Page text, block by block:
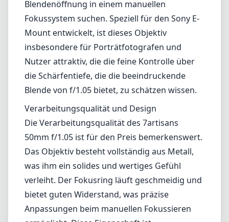
50mm f/1.05 ist für den Preis bemerkenswert.
Das Objektiv besteht vollständig aus Metall,
was ihm ein solides und wertiges Gefühl
verleiht. Der Fokusring läuft geschmeidig und
bietet guten Widerstand, was präzise
Anpassungen beim manuellen Fokussieren
ermöglicht. Diese Eigenschaft ist
entscheidend, um optimale Schärfe zu
erreichen, insbesondere bei so großen
Blendenöffnungen, wo die Schärfentiefe sehr
gering sein kann. Zudem ist das Objektiv
relativ kompakt, was es zu einem großartigen
Begleiter für die Straßenfotografie oder für
Fotografen macht, die eine leichte Ausrüstung
bevorzugen.